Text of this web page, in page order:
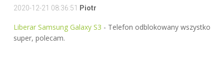
2020-12-21 08:36:51 Piotr
Liberar Samsung Galaxy S3 - Telefon odblokowany wszystko
super, polecam.